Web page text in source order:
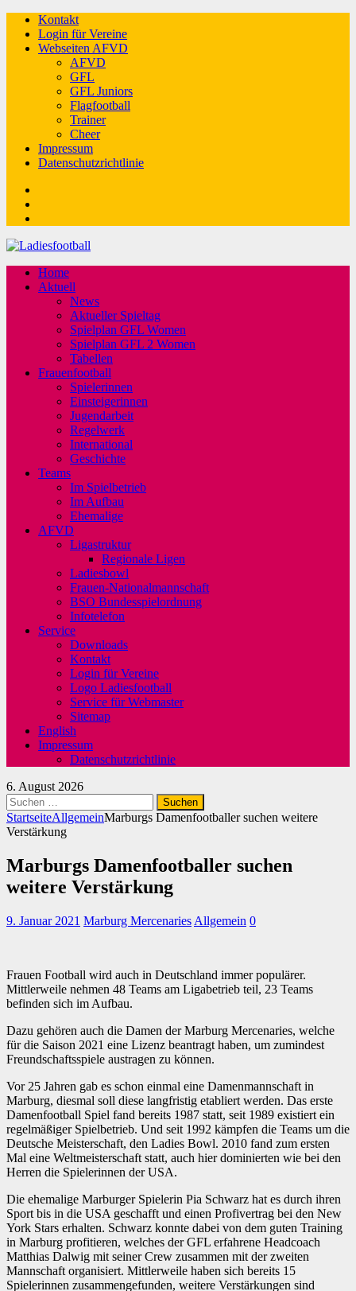
Kontakt
Login für Vereine
Webseiten AFVD
AFVD
GFL
GFL Juniors
Flagfootball
Trainer
Cheer
Impressum
Datenschutzrichtlinie
Home
Aktuell
News
Aktueller Spieltag
Spielplan GFL Women
Spielplan GFL 2 Women
Tabellen
Frauenfootball
Spielerinnen
Einsteigerinnen
Jugendarbeit
Regelwerk
International
Geschichte
Teams
Im Spielbetrieb
Im Aufbau
Ehemalige
AFVD
Ligastruktur
Regionale Ligen
Ladiesbowl
Frauen-Nationalmannschaft
BSO Bundesspielordnung
Infotelefon
Service
Downloads
Kontakt
Login für Vereine
Logo Ladiesfootball
Service für Webmaster
Sitemap
English
Impressum
Datenschutzrichtlinie
6. August 2026
Suchen
nach:
StartseiteAllgemeinMarburgs Damenfootballer suchen weitere
Verstärkung
Marburgs Damenfootballer suchen
weitere Verstärkung
9. Januar 2021 Marburg Mercenaries Allgemein 0
Frauen Football wird auch in Deutschland immer populärer.
Mittlerweile nehmen 48 Teams am Ligabetrieb teil, 23 Teams
befinden sich im Aufbau.
Dazu gehören auch die Damen der Marburg Mercenaries, welche
für die Saison 2021 eine Lizenz beantragt haben, um zumindest
Freundschaftsspiele austragen zu können.
Vor 25 Jahren gab es schon einmal eine Damenmannschaft in
Marburg, diesmal soll diese langfristig etabliert werden. Das erste
Damenfootball Spiel fand bereits 1987 statt, seit 1989 existiert ein
regelmäßiger Spielbetrieb. Und seit 1992 kämpfen die Teams um die
Deutsche Meisterschaft, den Ladies Bowl. 2010 fand zum ersten
Mal eine Weltmeisterschaft statt, auch hier dominierten wie bei den
Herren die Spielerinnen der USA.
Die ehemalige Marburger Spielerin Pia Schwarz hat es durch ihren
Sport bis in die USA geschafft und einen Profivertrag bei den New
York Stars erhalten. Schwarz konnte dabei von dem guten Training
in Marburg profitieren, welches der GFL erfahrene Headcoach
Matthias Dalwig mit seiner Crew zusammen mit der zweiten
Mannschaft organisiert. Mittlerweile haben sich bereits 15
Spielerinnen zusammengefunden, weitere Verstärkungen sind